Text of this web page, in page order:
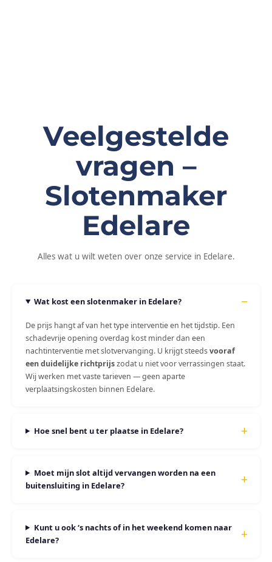
Veelgestelde
vragen –
Slotenmaker
Edelare
Alles wat u wilt weten over onze service in Edelare.
Wat kost een slotenmaker in Edelare?
De prijs hangt af van het type interventie en het tijdstip. Een
schadevrije opening overdag kost minder dan een
nachtinterventie met slotvervanging. U krijgt steedsvooraf
een duidelijke richtprijszodat u niet voor verrassingen staat.
Wij werken met vaste tarieven — geen aparte
verplaatsingskosten binnen Edelare.
Hoe snel bent u ter plaatse in Edelare?
Moet mijn slot altijd vervangen worden na een
buitensluiting in Edelare?
Kunt u ook ‘s nachts of in het weekend komen naar
Edelare?